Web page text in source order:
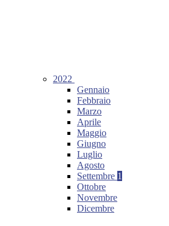
2022
Gennaio
Febbraio
Marzo
Aprile
Maggio
Giugno
Luglio
Agosto
Settembre 1
Ottobre
Novembre
Dicembre